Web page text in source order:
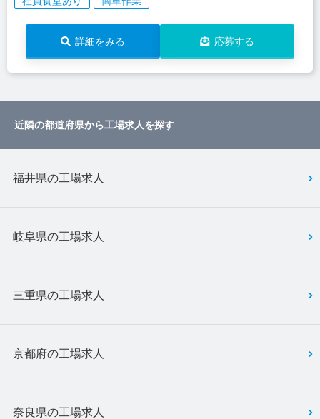
詳細をみる 応募する
近隣の都道府県から工場求人を探す
福井県の工場求人
岐阜県の工場求人
三重県の工場求人
京都府の工場求人
奈良県の工場求人